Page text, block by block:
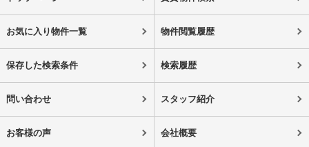
お気に入り物件一覧 物件閲覧履歴
保存した検索条件 検索履歴
問い合わせ スタッフ紹介
お客様の声 会社概要